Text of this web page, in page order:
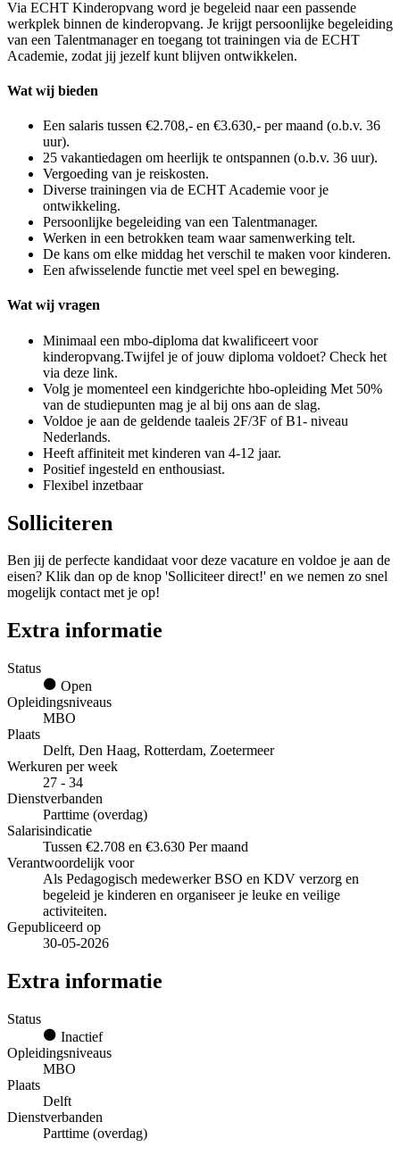
Via ECHT Kinderopvang word je begeleid naar een passende
werkplek binnen de kinderopvang. Je krijgt persoonlijke begeleiding
van een Talentmanager en toegang tot trainingen via de ECHT
Academie, zodat jij jezelf kunt blijven ontwikkelen.
Wat wij bieden
Een salaris tussen €2.708,- en €3.630,- per maand (o.b.v. 36
uur).
25 vakantiedagen om heerlijk te ontspannen (o.b.v. 36 uur).
Vergoeding van je reiskosten.
Diverse trainingen via de ECHT Academie voor je
ontwikkeling.
Persoonlijke begeleiding van een Talentmanager.
Werken in een betrokken team waar samenwerking telt.
De kans om elke middag het verschil te maken voor kinderen.
Een afwisselende functie met veel spel en beweging.
Wat wij vragen
Minimaal een mbo-diploma dat kwalificeert voor
kinderopvang.Twijfel je of jouw diploma voldoet? Check het
via deze link.
Volg je momenteel een kindgerichte hbo-opleiding Met 50%
van de studiepunten mag je al bij ons aan de slag.
Voldoe je aan de geldende taaleis 2F/3F of B1- niveau
Nederlands.
Heeft affiniteit met kinderen van 4-12 jaar.
Positief ingesteld en enthousiast.
Flexibel inzetbaar
Solliciteren
Ben jij de perfecte kandidaat voor deze vacature en voldoe je aan de
eisen? Klik dan op de knop 'Solliciteer direct!' en we nemen zo snel
mogelijk contact met je op!
Extra informatie
Status
Open
Opleidingsniveaus
MBO
Plaats
Delft, Den Haag, Rotterdam, Zoetermeer
Werkuren per week
27 - 34
Dienstverbanden
Parttime (overdag)
Salarisindicatie
Tussen €2.708 en €3.630 Per maand
Verantwoordelijk voor
Als Pedagogisch medewerker BSO en KDV verzorg en
begeleid je kinderen en organiseer je leuke en veilige
activiteiten.
Gepubliceerd op
30-05-2026
Extra informatie
Status
Inactief
Opleidingsniveaus
MBO
Plaats
Delft
Dienstverbanden
Parttime (overdag)